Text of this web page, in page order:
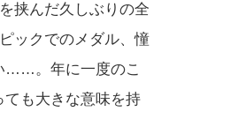
挟んだ久しぶりの全
ックでのメダル、憧
……。年に一度のこ
も大きな意味を持